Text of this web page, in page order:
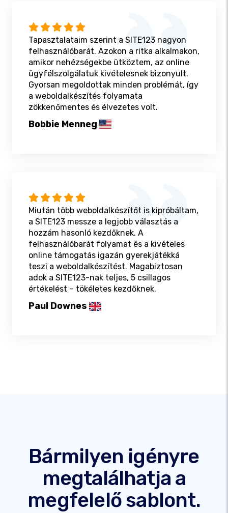
Tapasztalataim szerint a SITE123 nagyon
felhasználóbarát. Azokon a ritka alkalmakon,
amikor nehézségekbe ütköztem, az online
ügyfélszolgálatuk kivételesnek bizonyult.
Gyorsan megoldottak minden problémát, így
a weboldalkészítés folyamata
zökkenőmentes és élvezetes volt.
Bobbie Menneg
Miután több weboldalkészítőt is kipróbáltam,
a SITE123 messze a legjobb választás a
hozzám hasonló kezdőknek. A
felhasználóbarát folyamat és a kivételes
online támogatás igazán gyerekjátékká
teszi a weboldalkészítést. Magabiztosan
adok a SITE123-nak teljes, 5 csillagos
értékelést – tökéletes kezdőknek.
Paul Downes
Bármilyen igényre
megtalálhatja a
megfelelő sablont.